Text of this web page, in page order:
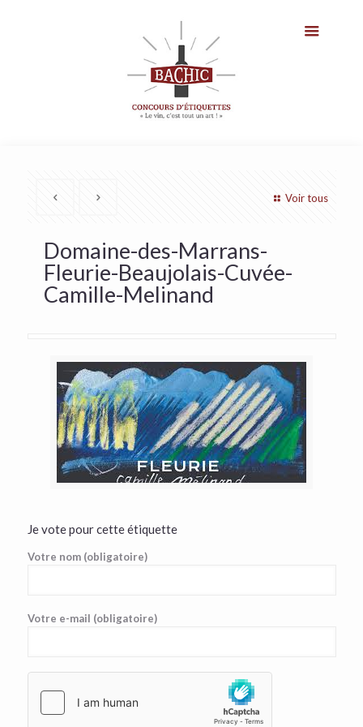
Voir tous
Domaine-des-Marrans-
Fleurie-Beaujolais-Cuvée-
Camille-Melinand
Je vote pour cette étiquette
Votre nom (obligatoire)
Votre e-mail (obligatoire)